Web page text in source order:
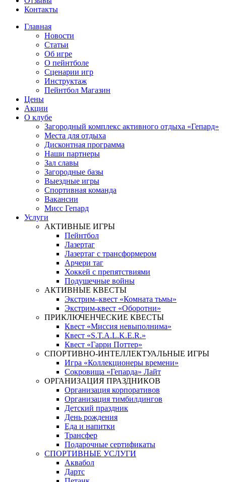
Контакты
Главная
Новости
Статьи
Об игре
О пейнтболе
Сценарии игр
Инструктаж
Пейнтбол Магазин
Цены
Акции
О клубе
Загородный комплекс активного отдыха «Гепард»
Места для отдыха
Дисконтная программа
Наши партнеры
Зал славы
Загородные базы
Выездные игры
Спортивная команда
Вакансии
Мисс Гепард
Услуги
АКТИВНЫЕ ИГРЫ
Пейнтбол
Лазертаг
Лазертаг с трансформером
Арчери таг
Хоккей с препятствиями
Подушечные войны
АКТИВНЫЕ КВЕСТЫ
Экстрим–квест «Комната тьмы»
Экстрим-квест «Оборотни»
ПРИКЛЮЧЕНЧЕСКИЕ КВЕСТЫ
Квест «Миссия невыполнима»
Квест «S.T.A.L.K.E.R.»
Квест «Гарри Поттер»
СПОРТИВНО-ИНТЕЛЛЕКТУАЛЬНЫЕ ИГРЫ
Игра «Коллекционеры времени»
Сокровища «Гепарда» Лайт
ОРГАНИЗАЦИЯ ПРАЗДНИКОВ
Организация корпоративов
Организация тимбилдингов
Детский праздник
День рождения
Еда и напитки
Трансфер
Подарочные сертификаты
СПОРТИВНЫЕ УСЛУГИ
Аквабол
Дартс